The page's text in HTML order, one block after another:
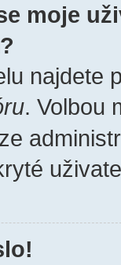
moje
najdete
. Volbou